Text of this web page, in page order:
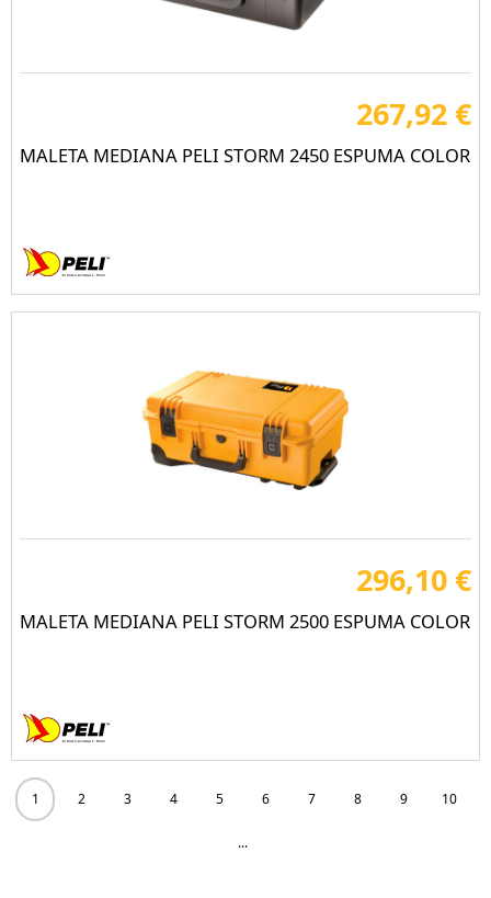
267,92 €
MALETA MEDIANA PELI STORM 2450 ESPUMA COLOR
296,10 €
MALETA MEDIANA PELI STORM 2500 ESPUMA COLOR
1 2 3 4 5 6 7 8 9 10
...